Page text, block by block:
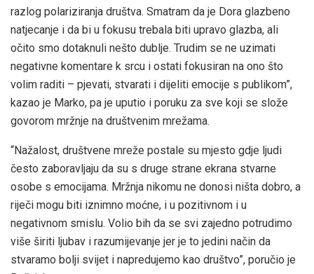
razlog polariziranja društva. Smatram da je Dora glazbeno
natjecanje i da bi u fokusu trebala biti upravo glazba, ali
očito smo dotaknuli nešto dublje. Trudim se ne uzimati
negativne komentare k srcu i ostati fokusiran na ono što
volim raditi – pjevati, stvarati i dijeliti emocije s publikom”,
kazao je Marko, pa je uputio i poruku za sve koji se slože
govorom mržnje na društvenim mrežama.
“Nažalost, društvene mreže postale su mjesto gdje ljudi
često zaboravljaju da su s druge strane ekrana stvarne
osobe s emocijama. Mržnja nikomu ne donosi ništa dobro, a
riječi mogu biti iznimno moćne, i u pozitivnom i u
negativnom smislu. Volio bih da se svi zajedno potrudimo
više širiti ljubav i razumijevanje jer je to jedini način da
stvaramo bolji svijet i napredujemo kao društvo”, poručio je